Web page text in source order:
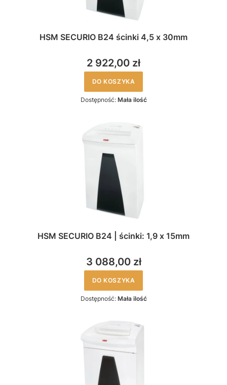
HSM SECURIO B24 ścinki 4,5 x 30mm
2 922,00 zł
DO KOSZYKA
Dostępność: Mała ilość
HSM SECURIO B24 | ścinki: 1,9 x 15mm
3 088,00 zł
DO KOSZYKA
Dostępność: Mała ilość